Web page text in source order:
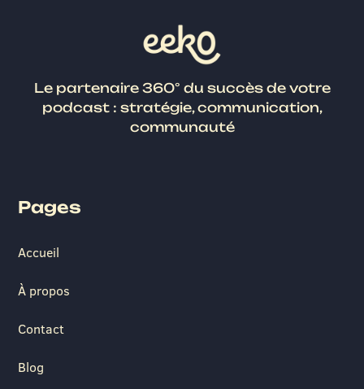
Le partenaire 360° du succès de votre
podcast : stratégie, communication,
communauté
Pages
Accueil
À propos
Contact
Blog